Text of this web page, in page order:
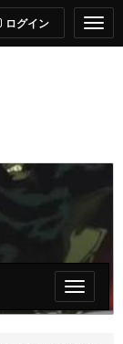
ログイン
My
ペ